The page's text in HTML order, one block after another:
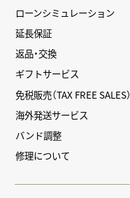
ローンシミュレーション
延長保証
返品・交換
ギフトサービス
免税販売（TAX FREE SALES）
海外発送サービス
バンド調整
修理について